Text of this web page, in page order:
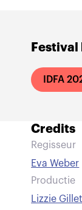
IDFA
Credits
Regisseur
Eva Weber
Productie
Lizzie